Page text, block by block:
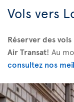
Vols vers
Réserver des
Air Transat! Au
consultez nos